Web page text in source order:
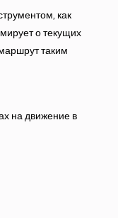
как
о текущих
таким
на движение в